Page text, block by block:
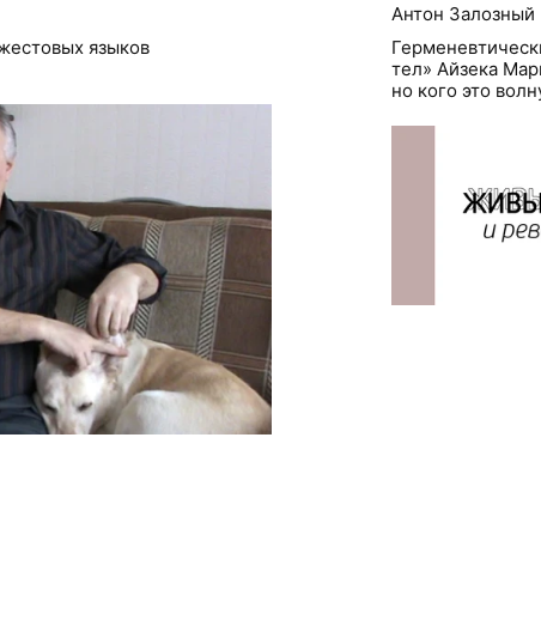
языков
Антон Залозный
тел» Айзека
но кого это